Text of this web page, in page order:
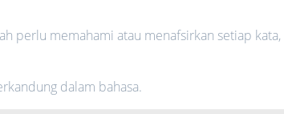
perlu memahami atau menafsirkan setiap kata,
dalam bahasa.